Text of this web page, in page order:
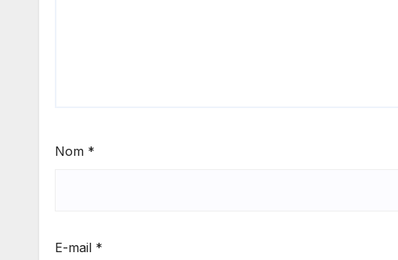
Nom *
E-mail *